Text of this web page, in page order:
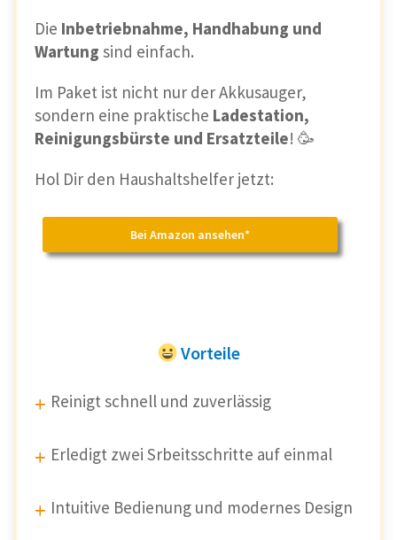
Die Inbetriebnahme, Handhabung und
Wartung sind einfach.
Im Paket ist nicht nur der Akkusauger,
sondern eine praktische Ladestation,
Reinigungsbürste und Ersatzteile! 🥳
Hol Dir den Haushaltshelfer jetzt:
Bei Amazon ansehen*
Vorteile
Reinigt schnell und zuverlässig
Erledigt zwei Srbeitsschritte auf einmal
Intuitive Bedienung und modernes Design